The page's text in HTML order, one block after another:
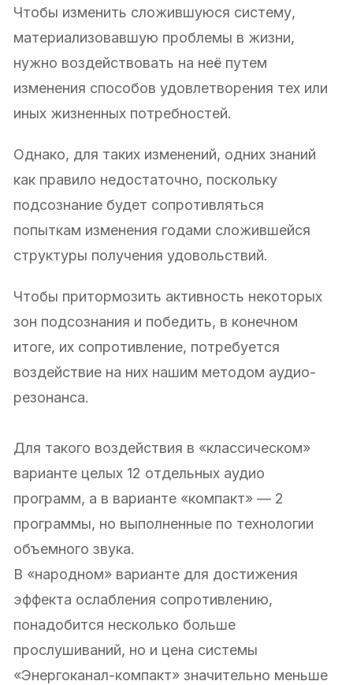
Чтобы изменить сложившуюся систему,
материализовавшую проблемы в жизни,
нужно воздействовать на неё путем
изменения способов удовлетворения тех или
иных жизненных потребностей.
Однако, для таких изменений, одних знаний
как правило недостаточно, поскольку
подсознание будет сопротивляться
попыткам изменения годами сложившейся
структуры получения удовольствий.
Чтобы притормозить активность некоторых
зон подсознания и победить, в конечном
итоге, их сопротивление, потребуется
воздействие на них нашим методом аудио-
резонанса.
Для такого воздействия в «классическом»
варианте целых 12 отдельных аудио
программ, а в варианте «компакт» — 2
программы, но выполненные по технологии
объемного звука.
В «народном» варианте для достижения
эффекта ослабления сопротивлению,
понадобится несколько больше
прослушиваний, но и цена системы
«Энергоканал-компакт» значительно меньше